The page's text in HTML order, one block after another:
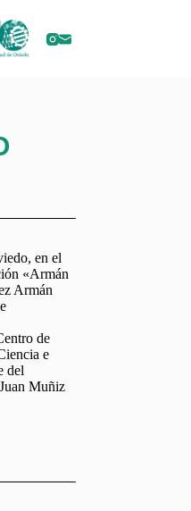
en el
«Armán
Armán
de
e
del
Muñiz